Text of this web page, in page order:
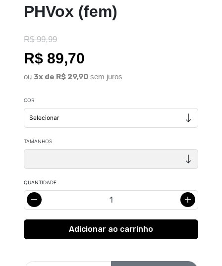
PHVox (fem)
R$ 99,99
R$ 89,70
ou 3x de R$ 29,90 sem juros
COR
TAMANHOS
QUANTIDADE